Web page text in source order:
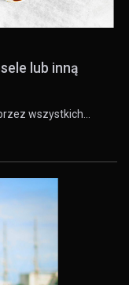
lub inną
wszystkich…